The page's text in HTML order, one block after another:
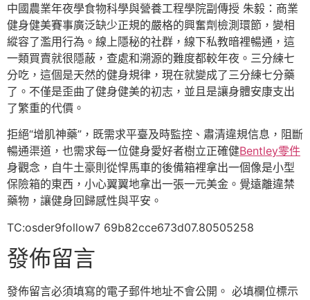
中國農業年夜學食物科學與營養工程學院副傳授 朱毅：商業
健身健美賽事廣泛缺少正規的嚴格的興奮劑檢測環節，變相
縱容了濫用行為。線上隱秘的社群，線下私教暗裡暢通，這
一類買賣就很隱蔽，查處和溯源的難度都較年夜。三分練七
分吃，這個是天然的健身規律，現在就變成了三分練七分藥
了。不僅是歪曲了健身健美的初志，並且是讓身體安康支出
了繁重的代價。
拒絕“增肌神藥”，既需求平臺及時監控、肅清違規信息，阻斷
暢通渠道，也需求每一位健身愛好者樹立正確健Bentley零件
身觀念，自牛土豪則從悍馬車的後備箱裡拿出一個像是小型
保險箱的東西，小心翼翼地拿出一張一元美金。覺遠離違禁
藥物，讓健身回歸感性與平安。
TC:osder9follow7 69b82cce673d07.80505258
發佈留言
發佈留言必須填寫的電子郵件地址不會公開。 必填欄位標示